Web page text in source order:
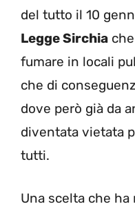
del tutto il 10
Legge Sirchia
fumare in locali
che di
dove però già da
diventata vietata
tutti.
Una scelta che